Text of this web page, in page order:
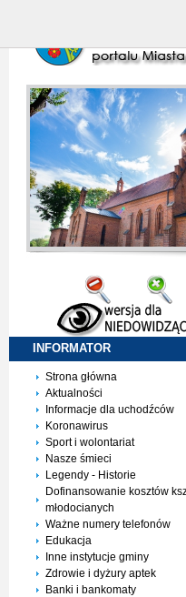
INFORMATOR
Strona główna
Aktualności
Informacje dla uchodźców
Koronawirus
Sport i wolontariat
Nasze śmieci
Legendy - Historie
Dofinansowanie kosztów
młodocianych
Ważne numery telefonów
Edukacja
Inne instytucje gminy
Zdrowie i dyżury aptek
Banki i bankomaty